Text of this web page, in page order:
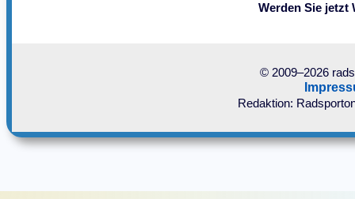
Werden Sie jetzt
© 2009–2026
Redaktion: